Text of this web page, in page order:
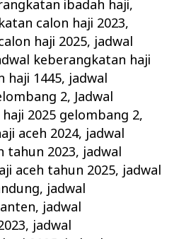
ibadah haji,
calon haji 2023,
haji 2025, jadwal
keberangkatan haji
haji 1445, jadwal
2,Jadwal
2025 gelombang 2,
aceh 2024, jadwal
tahun 2023, jadwal
aceh tahun 2025, jadwal
, jadwal
, jadwal
, jadwal